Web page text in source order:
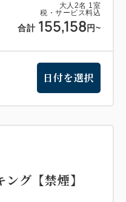
大人 2名 1 室
税・サービス料込
合計 155,158 円~
日付を選択
グ【禁煙】